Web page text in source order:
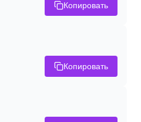
Копировать
Копировать